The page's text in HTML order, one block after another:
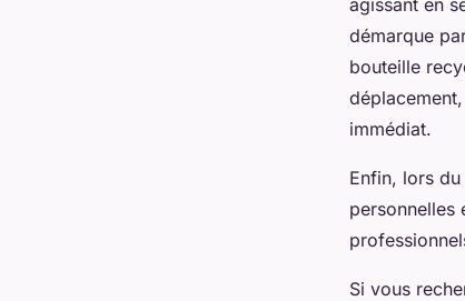
démarque
bouteille
immédiat.
Enfin, lors
personnelles
Si vous